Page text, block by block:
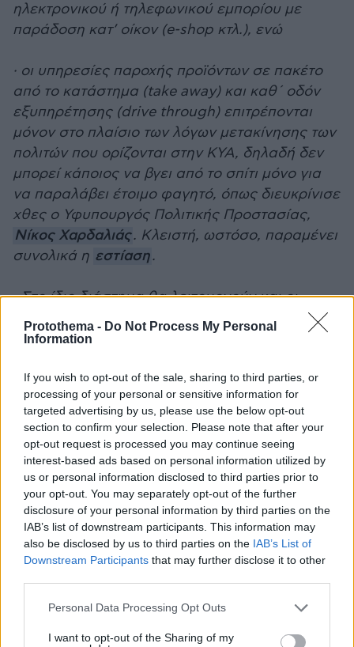
Protothema - Do Not Process My Personal
Information
If you wish to opt-out of the sale, sharing to third parties, or
processing of your personal or sensitive information for
targeted advertising by us, please use the below opt-out
section to confirm your selection. Please note that after your
opt-out request is processed you may continue seeing
interest-based ads based on personal information utilized by
us or personal information disclosed to third parties prior to
your opt-out. You may separately opt-out of the further
disclosure of your personal information by third parties on the
IAB’s list of downstream participants. This information may
also be disclosed by us to third parties on the IAB’s List of
Downstream Participants that may further disclose it to other
Please note that this website/app uses one or more Google
not limited to your visit or usage behaviour. You may click to
Personal Data Processing Opt Outs
I want to opt-out of the Sharing of my
ηλεκτρονικού ή τηλεφωνικού εμπορίου με
παράδοση κατ’ οίκον (e-shop κτλ.), ενώ
· οι υπηρεσίες παροχής προϊόντων σε πακέτο
από το κατάστημα (take away) και καθ΄ οδόν
εξυπηρέτησης (drive through) επιτρέπονται
μόνον στο πλαίσιο των λόγων μετακίνησης των
πολιτών που ορίζονται στην ΚΥΑ, δηλαδή δεν
μπορεί κάποιος να βγει από το σπίτι μόνο για
να παραλάβει έτοιμο φαγητό, όπως διευκρίνισε
χθες ο Υφυπουργός Πολιτικής Προστασίας,
Νίκος Χαρδαλιάς. Κλειστή, ωστόσο, παραμένει
συνολικά η εστίαση.
· Στο ίδιο διάστημα θα λειτουργούν και οι
λαϊκές αγορές, αλλά με πρόσθετα μέτρα,
δηλαδή με τη συμμετοχή του 50% των
αγορών και απόσταση πάγκων 5 μέτρων.